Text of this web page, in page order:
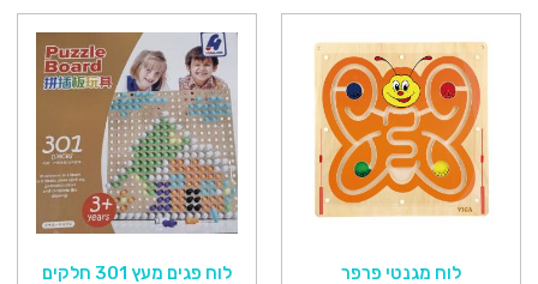
לוח מגנטי פרפר לוח פגים מעץ 301 חלקים